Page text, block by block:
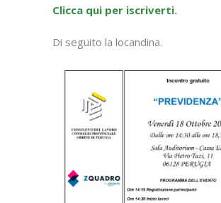
Clicca qui per iscriverti.
Di seguito la locandina.